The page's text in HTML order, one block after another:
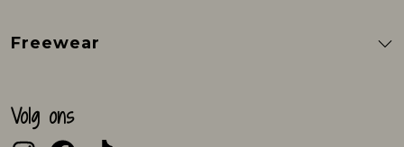
Freewear
Volg ons